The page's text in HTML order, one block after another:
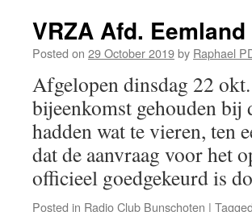
VRZA Afd.
Posted on 29 October 2019by Raphael
Afgelopen dinsdag 22
bijeenkomst gehouden bij
hadden wat te vieren, ten
dat de aanvraag voor het
officieel goedgekeurd is
Posted in Radio Club Bunschoten | Tagged